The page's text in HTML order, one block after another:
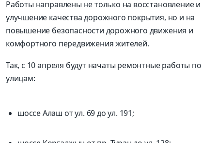
Работы направлены не только на восстановление и
улучшение качества дорожного покрытия, но и на
повышение безопасности дорожного движения и
комфортного передвижения жителей.
Так, с 10 апреля будут начаты ремонтные работы по
улицам:
шоссе Алаш от ул. 69 до ул. 191;